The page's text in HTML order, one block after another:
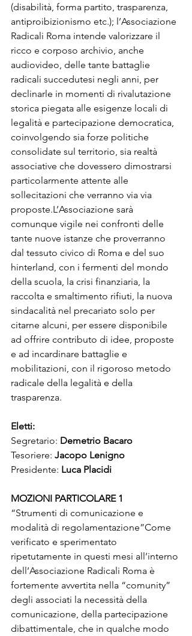
(disabilità, forma partito, trasparenza,
antiproibizionismo etc.); l’Associazione
Radicali Roma intende valorizzare il
ricco e corposo archivio, anche
audiovideo, delle tante battaglie
radicali succedutesi negli anni, per
declinarle in momenti di rivalutazione
storica piegata alle esigenze locali di
legalità e partecipazione democratica,
coinvolgendo sia forze politiche
consolidate sul territorio, sia realtà
associative che dovessero dimostrarsi
particolarmente attente alle
sollecitazioni che verranno via via
proposte.L’Associazione sarà
comunque vigile nei confronti delle
tante nuove istanze che proverranno
dal tessuto civico di Roma e del suo
hinterland, con i fermenti del mondo
della scuola, la crisi finanziaria, la
raccolta e smaltimento rifiuti, la nuova
sindacalità nel precariato solo per
citarne alcuni, per essere disponibile
ad offrire contributo di idee, proposte
e ad incardinare battaglie e
mobilitazioni, con il rigoroso metodo
radicale della legalità e della
trasparenza.
Eletti:
Segretario: Demetrio Bacaro
Tesoriere: Jacopo Lenigno
Presidente: Luca Placidi
MOZIONI PARTICOLARE 1
“Strumenti di comunicazione e
modalità di regolamentazione”Come
verificato e sperimentato
ripetutamente in questi mesi all’interno
dell’Associazione Radicali Roma è
fortemente avvertita nella “comunity”
degli associati la necessità della
comunicazione, della partecipazione
dibattimentale, che in qualche modo